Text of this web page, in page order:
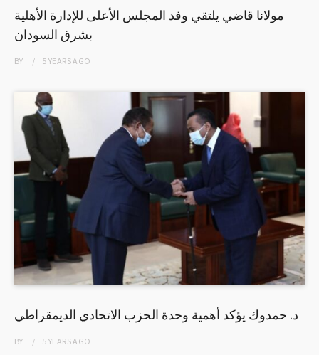
مولانا قاضي يلتقي وفد المجلس الأعلى للإدارة الأهلية
بشرق السودان
BY 5 YEARSAGO
د. حمدوك يؤكد أهمية وحدة الحزب الاتحادي الديمقراطي
BY 5 YEARSAGO